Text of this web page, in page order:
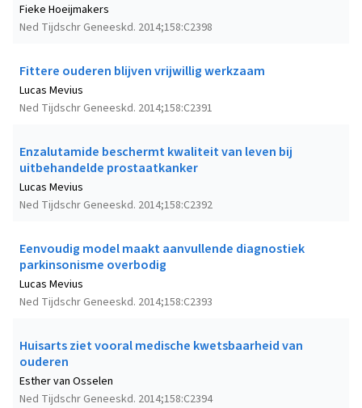
Ned Tijdschr Geneeskd. 2014;158:C2398
Fieke Hoeijmakers
Fittere ouderen blijven vrijwillig werkzaam
Ned Tijdschr Geneeskd. 2014;158:C2391
Lucas Mevius
Enzalutamide beschermt kwaliteit van leven bij
uitbehandelde prostaatkanker
Ned Tijdschr Geneeskd. 2014;158:C2392
Lucas Mevius
Eenvoudig model maakt aanvullende diagnostiek
parkinsonisme overbodig
Ned Tijdschr Geneeskd. 2014;158:C2393
Lucas Mevius
Huisarts ziet vooral medische kwetsbaarheid van
ouderen
Ned Tijdschr Geneeskd. 2014;158:C2394
Esther van Osselen